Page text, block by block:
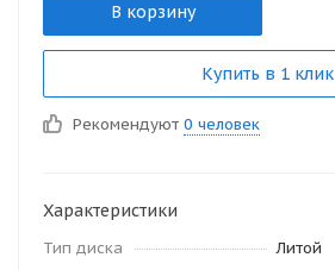
В корзину
Купить в 1 клик
Рекомендуют 0 человек
Характеристики
Тип диска
Литой